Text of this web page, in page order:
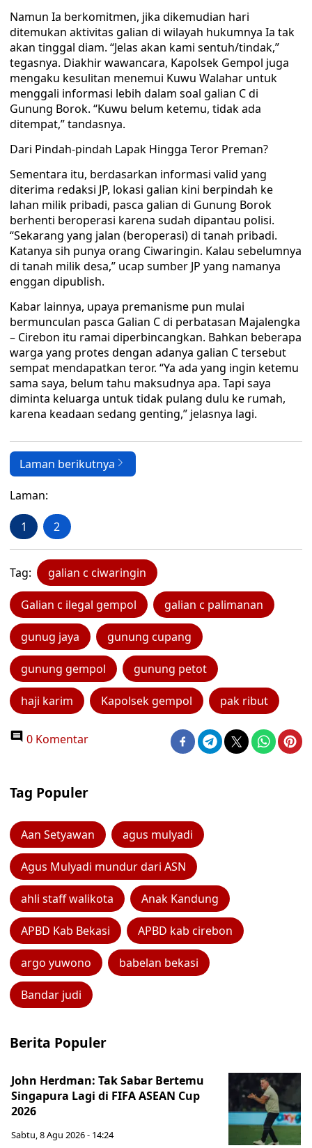
Namun Ia berkomitmen, jika dikemudian hari
ditemukan aktivitas galian di wilayah hukumnya Ia tak
akan tinggal diam. “Jelas akan kami sentuh/tindak,”
tegasnya. Diakhir wawancara, Kapolsek Gempol juga
mengaku kesulitan menemui Kuwu Walahar untuk
menggali informasi lebih dalam soal galian C di
Gunung Borok. “Kuwu belum ketemu, tidak ada
ditempat,” tandasnya.
Dari Pindah-pindah Lapak Hingga Teror Preman?
Sementara itu, berdasarkan informasi valid yang
diterima redaksi JP, lokasi galian kini berpindah ke
lahan milik pribadi, pasca galian di Gunung Borok
berhenti beroperasi karena sudah dipantau polisi.
“Sekarang yang jalan (beroperasi) di tanah pribadi.
Katanya sih punya orang Ciwaringin. Kalau sebelumnya
di tanah milik desa,” ucap sumber JP yang namanya
enggan dipublish.
Kabar lainnya, upaya premanisme pun mulai
bermunculan pasca Galian C di perbatasan Majalengka
– Cirebon itu ramai diperbincangkan. Bahkan beberapa
warga yang protes dengan adanya galian C tersebut
sempat mendapatkan teror. “Ya ada yang ingin ketemu
sama saya, belum tahu maksudnya apa. Tapi saya
diminta keluarga untuk tidak pulang dulu ke rumah,
karena keadaan sedang genting,” jelasnya lagi.
Laman berikutnya
Laman:
1 2
Tag: galian c ciwaringin
Galian c ilegal gempol galian c palimanan
gunug jaya gunung cupang
gunung gempol gunung petot
haji karim Kapolsek gempol pak ribut
0 Komentar
Tag Populer
Aan Setyawan agus mulyadi
Agus Mulyadi mundur dari ASN
ahli staff walikota Anak Kandung
APBD Kab Bekasi APBD kab cirebon
argo yuwono babelan bekasi
Bandar judi
Berita Populer
John Herdman: Tak Sabar Bertemu
Singapura Lagi di FIFA ASEAN Cup
2026
Sabtu, 8 Agu 2026 - 14:24